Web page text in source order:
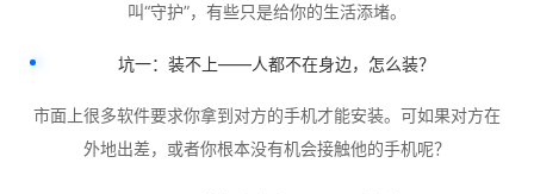
叫“守护”，有些只是给你的生活添堵。
坑一：装不上——人都不在身边，怎么装？
市面上很多软件要求你拿到对方的手机才能安装。可如果对方在
外地出差，或者你根本没有机会接触他的手机呢？